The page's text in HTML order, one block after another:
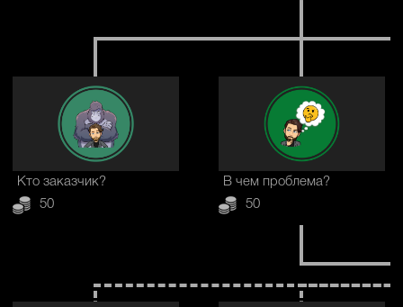
Кто заказчик?
50
В чем проблема?
50